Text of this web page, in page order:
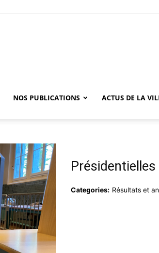
NOS PUBLICATIONS ACTUS DE LA
Categories: Résultats et